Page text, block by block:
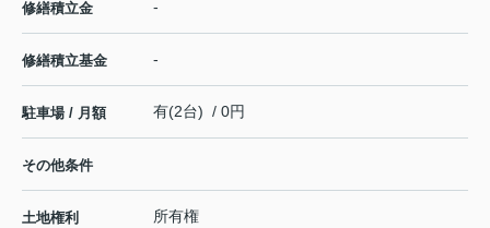
修繕積立金 -
修繕積立基金 -
駐車場 / 月額 有(2台) / 0円
その他条件
土地権利 所有権